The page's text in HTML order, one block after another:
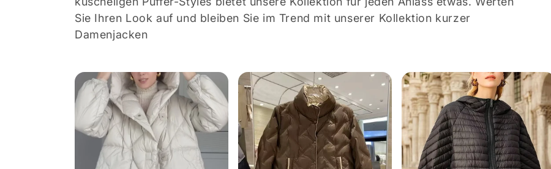
o
i
e
Sie Ihren Look auf und bleiben Sie im Trend mit unserer Kollektion kurzer
Damenjacken